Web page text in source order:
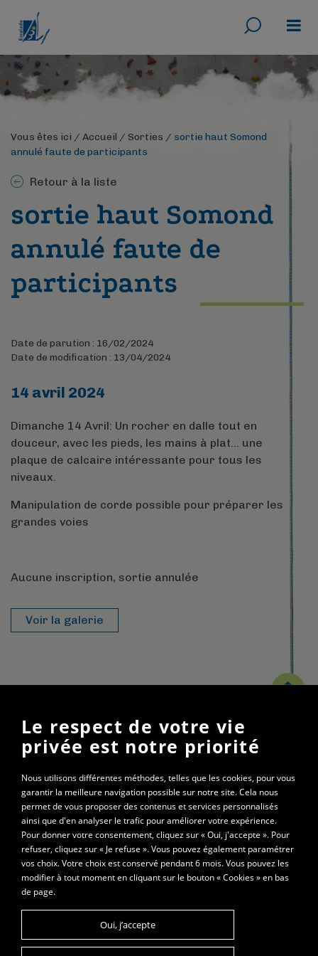
Rechercher Menu
Vous êtes ici / Accueil / Sorties / sortie haut Somond
annulé faute de participants
Retour à la liste
sortie haut Somond
annulé faute de
participants
Date de parution : 16/02/2024
Date de modification : 13/04/2024
14 avril 2024
Dimanche 14 Avril: Un rocher en dalle tout en
douceur, avec les pieds, les mains à plat… une
plaque de calcaire intéressante pour tous les
niveaux.
Manipulation de corde possible pour préparer les
grandes voies
Aucune inscription, sortie annulée
Voir la galerie
Gymnase St-Roch
20 rue Charles Démia
les mardis de 20h15 à 22h
les jeudis de 20h à 22h
© 2021 - Les 3 mousquetons
Plan du site
Mentions légales
Cookies
Le respect de votre vie
privée est notre priorité
Nous utilisons différentes méthodes, telles que les cookies, pour vous
garantir la meilleure navigation possible sur notre site. Cela nous
permet de vous proposer des contenus et services personnalisés
ainsi que d'en analyser le trafic pour améliorer votre expérience.
Pour donner votre consentement, cliquez sur « Oui, j'accepte ». Pour
refuser, cliquez sur « Je refuse ». Vous pouvez également paramétrer
vos choix. Votre choix est conservé pendant 6 mois. Vous pouvez les
modifier à tout moment en cliquant sur le bouton « Cookies » en bas
de page.
Oui, j’accepte